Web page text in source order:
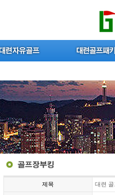
제목 대련